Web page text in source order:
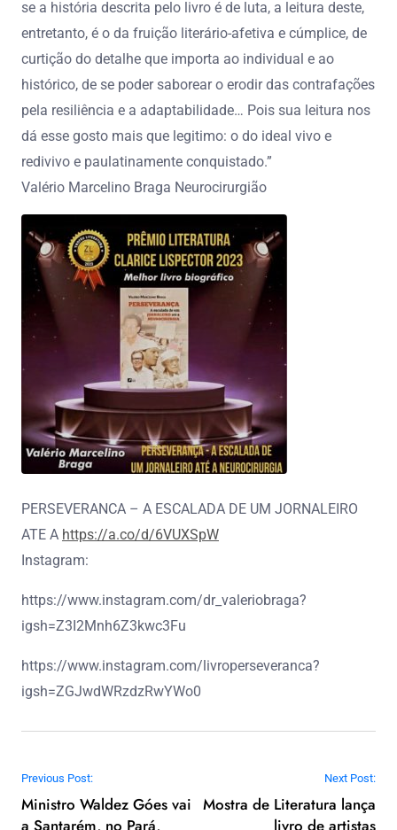
se a história descrita pelo livro é de luta, a leitura deste,
entretanto, é o da fruição literário-afetiva e cúmplice, de
curtição do detalhe que importa ao individual e ao
histórico, de se poder saborear o erodir das contrafações
pela resiliência e a adaptabilidade… Pois sua leitura nos
dá esse gosto mais que legitimo: o do ideal vivo e
redivivo e paulatinamente conquistado.”
Valério Marcelino Braga Neurocirurgião
PERSEVERANCA – A ESCALADA DE UM JORNALEIRO
ATE A https://a.co/d/6VUXSpW
Instagram:
https://www.instagram.com/dr_valeriobraga?
igsh=Z3I2Mnh6Z3kwc3Fu
https://www.instagram.com/livroperseveranca?
igsh=ZGJwdWRzdzRwYWo0
Navegação de Post
Previous Post:
Ministro Waldez Góes vai
a Santarém, no Pará,
Next Post:
Mostra de Literatura lança
livro de artistas